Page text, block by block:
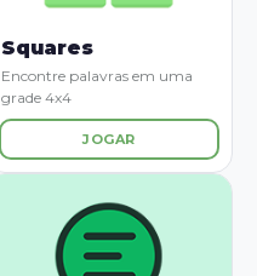
Squares
Encontre palavras em uma
grade 4x4
JOGAR